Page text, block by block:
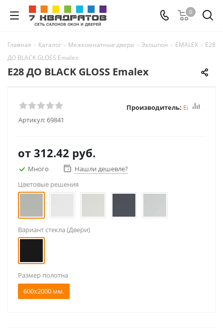
0
Главная - Каталог - Межкомнатные двери - Экошпон - EMALEX - E28
ДО BLACK GLOSS Emalex
E28 ДО BLACK GLOSS Emalex
Артикул:69841
Производитель: Emalex
от 312.42 руб.
Много
Нашли дешевле?
Цветовые решения
Вариант стекла (Двери)
Размер полотна
600x2000 мм.